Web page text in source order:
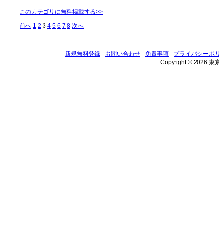
このカテゴリに無料掲載する>>
前へ 1 2 3 4 5 6 7 8 次へ
新規無料登録 お問い合わせ 免責事項
プライバシーポ
Copyright © 2026 東